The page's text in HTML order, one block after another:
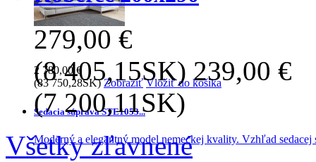
2 780,00 €
(83 750,28SK)Zobraziť Vložiť do košíka
Sedacia súprava STE1053...
Moderný a elegantný model nemeckej kvality. Vzhľad
279,00 €
(8 405,15SK)239,00 €
(7 200,11SK)
Všetky zľavnené